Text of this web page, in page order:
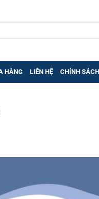
HÀNG LIÊN HỆ CHÍNH